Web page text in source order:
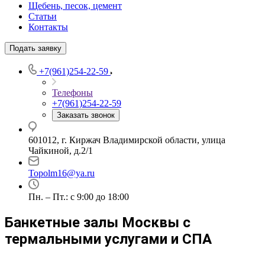
Щебень, песок, цемент
Статьи
Контакты
Подать заявку
+7(961)254-22-59
Телефоны
+7(961)254-22-59
Заказать звонок
601012, г. Киржач Владимирской области, улица
Чайкиной, д.2/1
Topolm16@ya.ru
Пн. – Пт.: с 9:00 до 18:00
Банкетные залы Москвы с
термальными услугами и СПА